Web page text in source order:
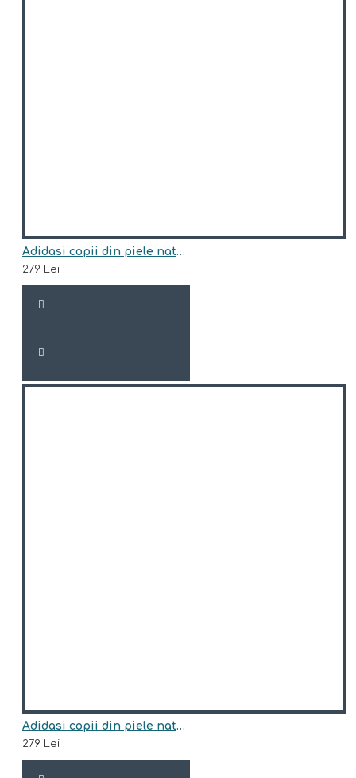
Adidasi copii din piele natural model NASSER
279 Lei
Adidasi copii din piele naturala model CARLY
279 Lei